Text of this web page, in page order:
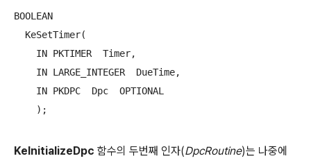
BOOLEAN
  KeSetTimer(
    IN PKTIMER  Timer,
    IN LARGE_INTEGER  DueTime,
    IN PKDPC  Dpc  OPTIONAL
    );
KeInitializeDpc 함수의 두번째 인자(DpcRoutine)는 나중에